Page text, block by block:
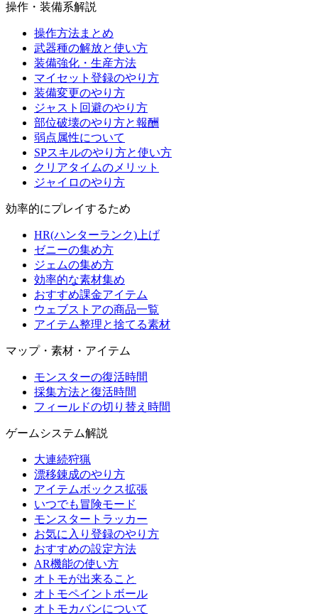
操作・装備系解説
操作方法まとめ
武器種の解放と使い方
装備強化・生産方法
マイセット登録のやり方
装備変更のやり方
ジャスト回避のやり方
部位破壊のやり方と報酬
弱点属性について
SPスキルのやり方と使い方
クリアタイムのメリット
ジャイロのやり方
効率的にプレイするため
HR(ハンターランク)上げ
ゼニーの集め方
ジェムの集め方
効率的な素材集め
おすすめ課金アイテム
ウェブストアの商品一覧
アイテム整理と捨てる素材
マップ・素材・アイテム
モンスターの復活時間
採集方法と復活時間
フィールドの切り替え時間
ゲームシステム解説
大連続狩猟
漂移錬成のやり方
アイテムボックス拡張
いつでも冒険モード
モンスタートラッカー
お気に入り登録のやり方
おすすめの設定方法
AR機能の使い方
オトモが出来ること
オトモペイントボール
オトモカバンについて